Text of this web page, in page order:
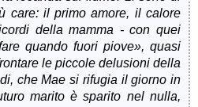
care: il primo amore, il calore
della mamma - con quei
quando fuori piove», quasi
le piccole delusioni della
che Mae si rifugia il giorno in
marito è sparito nel nulla,